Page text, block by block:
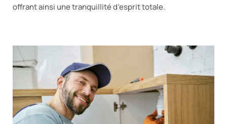
offrant ainsi une tranquillité d’esprit totale.